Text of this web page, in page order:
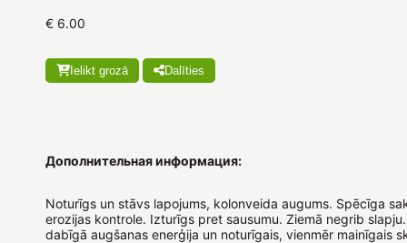
€ 6.00
Ielikt grozā Dalīties
Дополнительная информация:
Noturīgs un stāvs lapojums, kolonveida augums. Spēcīga
erozijas kontrole. Izturīgs pret sausumu. Ziemā negrib
dabīgā augšanas enerģija un noturīgais, vienmēr mainīgais